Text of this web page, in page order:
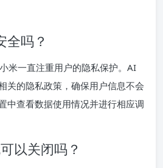
全吗？
米一直注重用户的隐私保护。AI
关的隐私政策，确保用户信息不会
中查看数据使用情况并进行相应调
以关闭吗？